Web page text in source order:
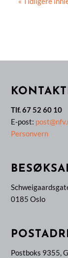
Tlf. 67 52 60 10
E-post:
Personvern
0185 Oslo
Postboks 9355,